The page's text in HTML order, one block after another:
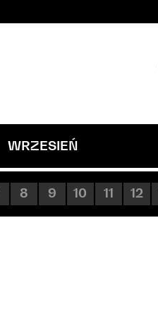
WRZESIEŃ
8 9 10 11 12